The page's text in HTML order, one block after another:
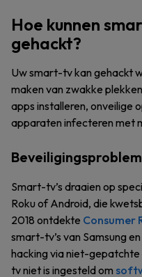
Hoe kunnen
gehackt?
Uw smart-tv kan gehackt
maken van zwakke
apps installeren, onveilige
apparaten infecteren met
Smart-tv’s draaien op
Roku of Android, die
2018 ontdekte Consumer
smart-tv’s van Samsung
hacking via niet-
tv niet is ingesteld om